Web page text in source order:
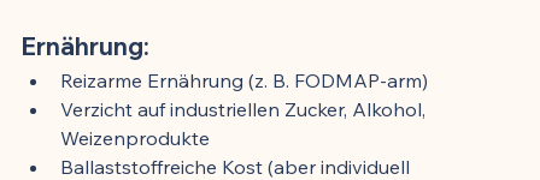
Ernährung:
Reizarme Ernährung (z. B. FODMAP-arm)
Verzicht auf industriellen Zucker, Alkohol,
Weizenprodukte
Ballaststoffreiche Kost (aber individuell